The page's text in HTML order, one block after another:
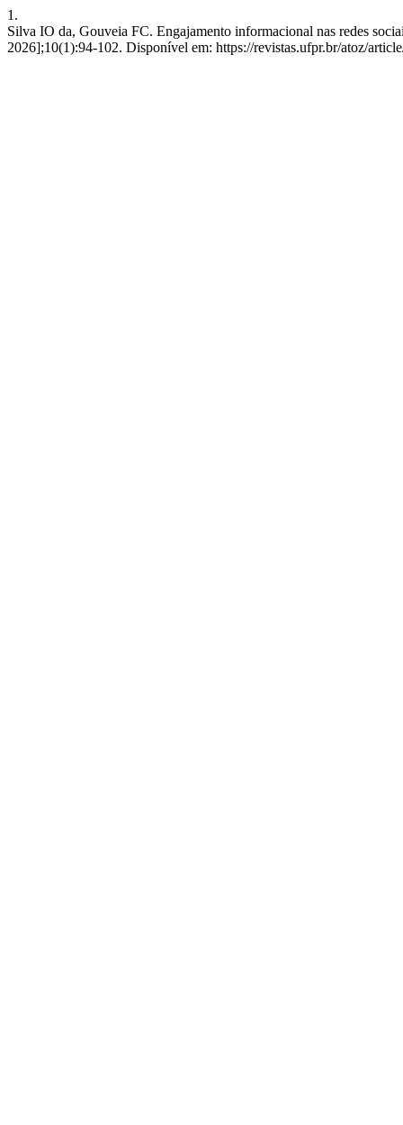
1.
Silva IO da, Gouveia FC. Engajamento informacional nas redes
2026];10(1):94-102. Disponível em: https://revistas.ufpr.br/atoz/